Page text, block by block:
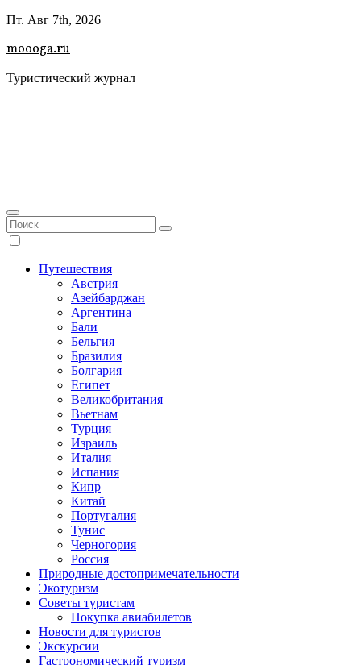
Пт. Авг 7th, 2026
moooga.ru
Туристический журнал
Путешествия
Австрия
Азейбарджан
Аргентина
Бали
Бельгия
Бразилия
Болгария
Египет
Великобритания
Вьетнам
Турция
Израиль
Италия
Испания
Кипр
Китай
Португалия
Тунис
Черногория
Россия
Природные достопримечательности
Экотуризм
Советы туристам
Покупка авиабилетов
Новости для туристов
Экскурсии
Гастрономический туризм